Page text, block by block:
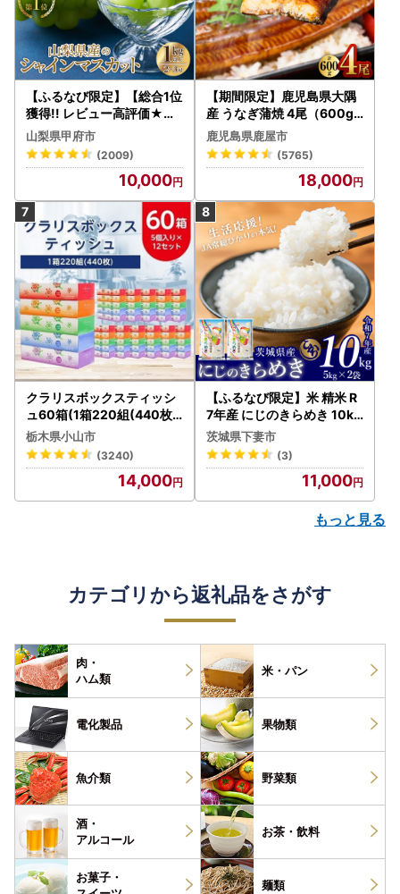
【ふるなび限定】【総合1位
獲得!! レビュー高評価★】
〈2026年度配送分〉山梨
県産 シャインマスカット 2
～3房（1.0kg以上）シャイ
ン フルーツ FN-Limited-S
P
山梨県甲府市
(2009)
10,000
【期間限定】鹿児島県大隅
産 うなぎ蒲焼 4尾（600g
） KN007-004-04-cp18
うなぎ 鰻 魚 惣菜 総菜
鹿児島県鹿屋市
(5765)
18,000
クラリスボックスティッシ
ュ60箱(1箱220組(440枚))
(5個入り×12セット)【配送
不可地域：離島・沖縄県】
【1256759】
栃木県小山市
(3240)
14,000
【ふるなび限定】米 精米 R
7年産 にじのきらめき 10kg
10月 FN-Limited-PR
茨城県下妻市
(3)
11,000
もっと見る
カテゴリから返礼品をさがす
肉・
ハム類
米・パン
電化製品 果物類
魚介類 野菜類
酒・
アルコール
お茶・ 飲料
お菓子・
麺類